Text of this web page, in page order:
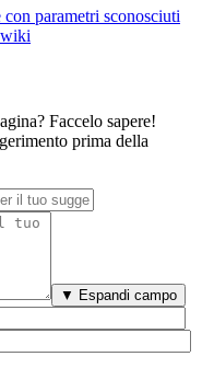
parametri sconosciuti
Faccelo sapere!
prima della
▼ Espandi campo